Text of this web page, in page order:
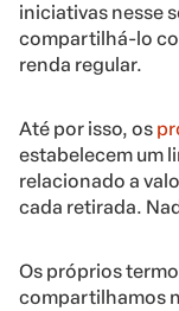
iniciativas nesse
compartilhá-lo
renda regular.
Até por isso, os
estabelecem um
relacionado a
cada retirada.
Os próprios
compartilhamos